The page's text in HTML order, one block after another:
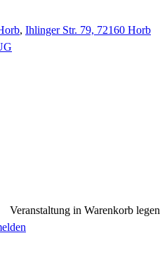
, Ihlinger Str. 79, 72160 Horb
Veranstaltung in Warenkorb legen